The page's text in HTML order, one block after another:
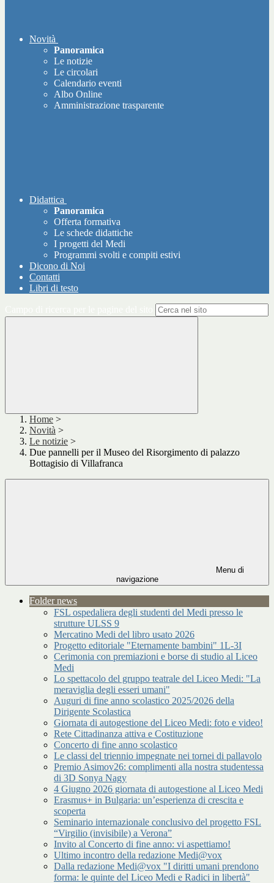
Novità
Panoramica
Le notizie
Le circolari
Calendario eventi
Albo Online
Amministrazione trasparente
Didattica
Panoramica
Offerta formativa
Le schede didattiche
I progetti del Medi
Programmi svolti e compiti estivi
Dicono di Noi
Contatti
Libri di testo
Home >
Novità >
Le notizie >
Due pannelli per il Museo del Risorgimento di palazzo
Bottagisio di Villafranca
Menu di
navigazione
Folder news
FSL ospedaliera degli studenti del Medi presso le
strutture ULSS 9
Mercatino Medi del libro usato 2026
Progetto editoriale "Eternamente bambini" 1L-3I
Cerimonia con premiazioni e borse di studio al Liceo
Medi
Lo spettacolo del gruppo teatrale del Liceo Medi: "La
meraviglia degli esseri umani"
Auguri di fine anno scolastico 2025/2026 della
Dirigente Scolastica
Giornata di autogestione del Liceo Medi: foto e video!
Rete Cittadinanza attiva e Costituzione
Concerto di fine anno scolastico
Le classi del triennio impegnate nei tornei di pallavolo
Premio Asimov26: complimenti alla nostra studentessa
di 3D Sonya Nagy
4 Giugno 2026 giornata di autogestione al Liceo Medi
Erasmus+ in Bulgaria: un’esperienza di crescita e
scoperta
Seminario internazionale conclusivo del progetto FSL
“Virgilio (invisibile) a Verona”
Invito al Concerto di fine anno: vi aspettiamo!
Ultimo incontro della redazione Medi@vox
Dalla redazione Medi@vox "I diritti umani prendono
forma: le quinte del Liceo Medi e Radici in libertà"